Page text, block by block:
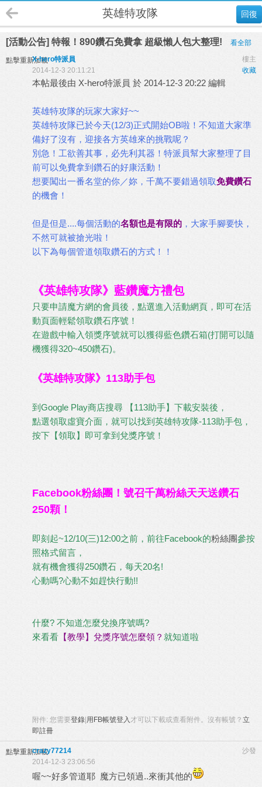
回復
英雄特攻隊
[活動公告] 特報！890鑽石免費拿 超級懶人包大整理! 看全部
點擊重新加載 樓主
X-hero特派員
收藏
2014-12-3 20:11:21
本帖最後由 X-hero特派員 於 2014-12-3 20:22 編輯
英雄特攻隊的玩家大家好~~
英雄特攻隊已於今天(12/3)正式開始OB啦！不知道大家準
備好了沒有，迎接各方英雄來的挑戰呢？
別急！工欲善其事，必先利其器！特派員幫大家整理了目
前可以免費拿到鑽石的好康活動！
想要闖出一番名堂的你／妳，千萬不要錯過領取免費鑽石
的機會！
但是但是....每個活動的名額也是有限的 ，大家手腳要快，
不然可就被搶光啦！
以下為每個管道領取鑽石的方式！！
《英雄特攻隊》藍鑽魔方禮包
只要申請魔方網的會員後，點選進入活動網頁，即可在活
動頁面輕鬆領取鑽石序號！
在遊戲中輸入領獎序號就可以獲得藍色鑽石箱(打開可以隨
機獲得320~450鑽石)。
《英雄特攻隊》113助手包
到Google Play商店搜尋 【113助手】下載安裝後，
點選領取虛寶介面，就可以找到英雄特攻隊-113助手包，
按下【領取】即可拿到兌獎序號！
Facebook粉絲團！號召千萬粉絲天天送鑽石
250顆！
即刻起~12/10(三)12:00之前，前往Facebook的粉絲團參按
照格式留言，
就有機會獲得250鑽石，每天20名!
心動嗎?心動不如趕快行動!!
什麼? 不知道怎麼兌換序號嗎?
來看看 【教學】兌獎序號怎麼領？ 就知道啦
附件: 您需要登錄 用FB帳號登入 才可以下載或查看附件。沒有帳號？ 立
即註冊
點擊重新加載 沙發
crazy77214
2014-12-3 23:06:56
喔~~好多管道耶 魔方已領過..來衝其他的